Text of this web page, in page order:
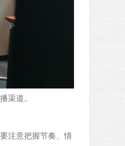
渠道。
注意把握节奏、情